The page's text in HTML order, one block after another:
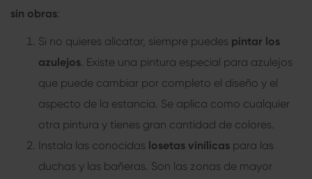
sin obras:
Si no quieres alicatar, siempre puedes pintar los
azulejos . Existe una pintura especial para azulejos
que puede cambiar por completo el diseño y el
aspecto de la estancia. Se aplica como cualquier
otra pintura y tienes gran cantidad de colores.
Instala las conocidas losetas vinílicas para las
duchas y las bañeras. Son las zonas de mayor